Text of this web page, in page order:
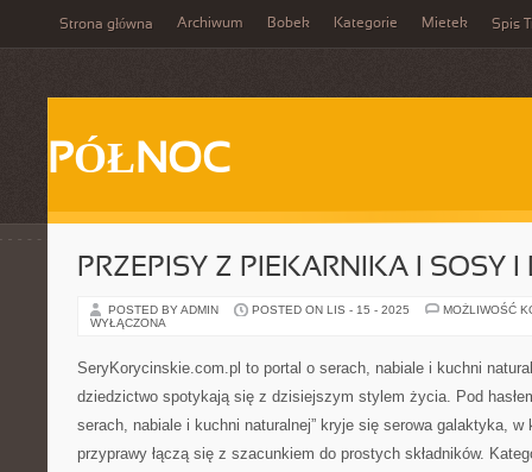
Strona główna Archiwum Bobek Kategorie Mietek Spis
PÓŁNOC
PRZEPISY Z PIEKARNIKA I SOSY I
POSTED BY ADMIN POSTED ON LIS - 15 - 2025
MOŻLIWOŚĆ
WYŁĄCZONA
SeryKorycinskie.com.pl to portal o serach, nabiale i kuchni
dziedzictwo spotykają się z dzisiejszym stylem życia. Pod
serach, nabiale i kuchni naturalnej” kryje się serowa galaktyka, w
przyprawy łączą się z szacunkiem do prostych składników.